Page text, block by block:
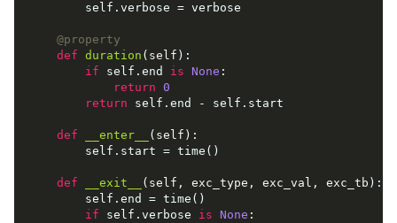
        self.verbose = verbose
    @property
def duration ( self ):
if self.end is None :
return 0
return self.end - self.start
def __enter__ ( self ):
        self.start = time()
def __exit__ ( self, exc_type, exc_val, exc_tb ):
        self.end = time()
if self.verbose is None :